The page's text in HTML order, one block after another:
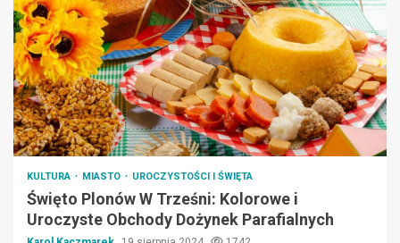
KULTURA MIASTO UROCZYSTOŚCI I ŚWIĘTA
Święto Plonów W Trześni: Kolorowe i
Uroczyste Obchody Dożynek Parafialnych